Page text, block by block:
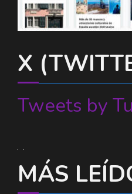
X
Tweets by
MÁS